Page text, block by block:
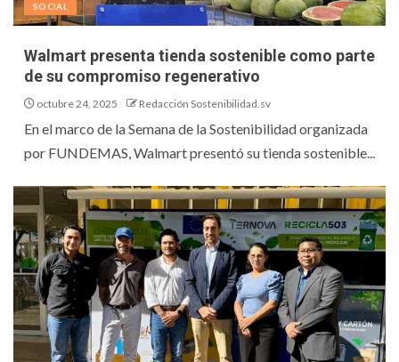
SOCIAL
Walmart presenta tienda sostenible como parte
de su compromiso regenerativo
octubre 24, 2025 Redacción Sostenibilidad.sv
En el marco de la Semana de la Sostenibilidad organizada
por FUNDEMAS, Walmart presentó su tienda sostenible...